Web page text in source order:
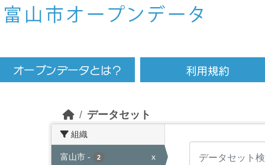
データセット
組織
富山市 - 2 x